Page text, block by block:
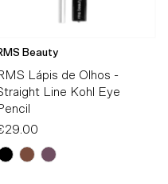
Preço, mais caros
Data, mais recentes
Beauty
Lápis de Olhos -
Line Kohl Eye
Preço
Normal